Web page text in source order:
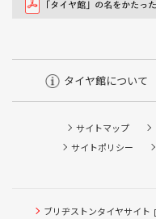
タイヤ館について
サイトマップ
サイトポリシー
ブリヂストンタイヤサイト